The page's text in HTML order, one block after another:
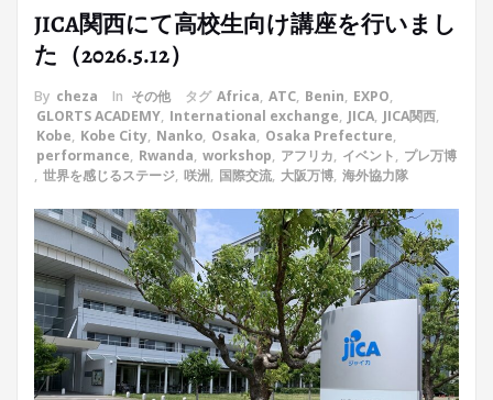
JICA関西にて高校生向け講座を行いまし
た（2026.5.12）
By cheza In その他 タグ Africa, ATC, Benin, EXPO,
GLORTS ACADEMY, International exchange, JICA, JICA関西,
Kobe, Kobe City, Nanko, Osaka, Osaka Prefecture,
performance, Rwanda, workshop, アフリカ, イベント, プレ万博
, 世界を感じるステージ, 咲洲, 国際交流, 大阪万博, 海外協力隊